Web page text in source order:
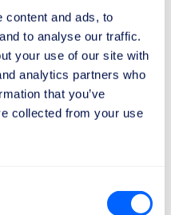
content and ads, to
to analyse our traffic.
your use of our site with
analytics partners who
that you’ve
collected from your use
w przypadku
są
(WE) nr
praw: